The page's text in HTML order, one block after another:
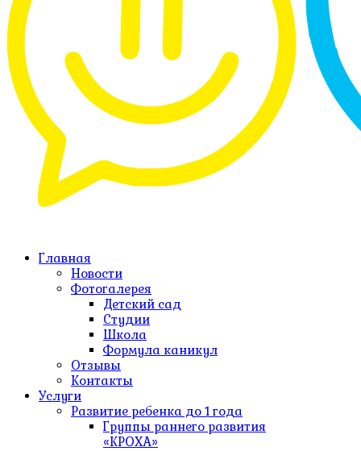
Главная
Новости
Фотогалерея
Детский сад
Студии
Школа
Формула каникул
Отзывы
Контакты
Услуги
Развитие ребенка до 1 года
Группы раннего развития
«КРОХА»